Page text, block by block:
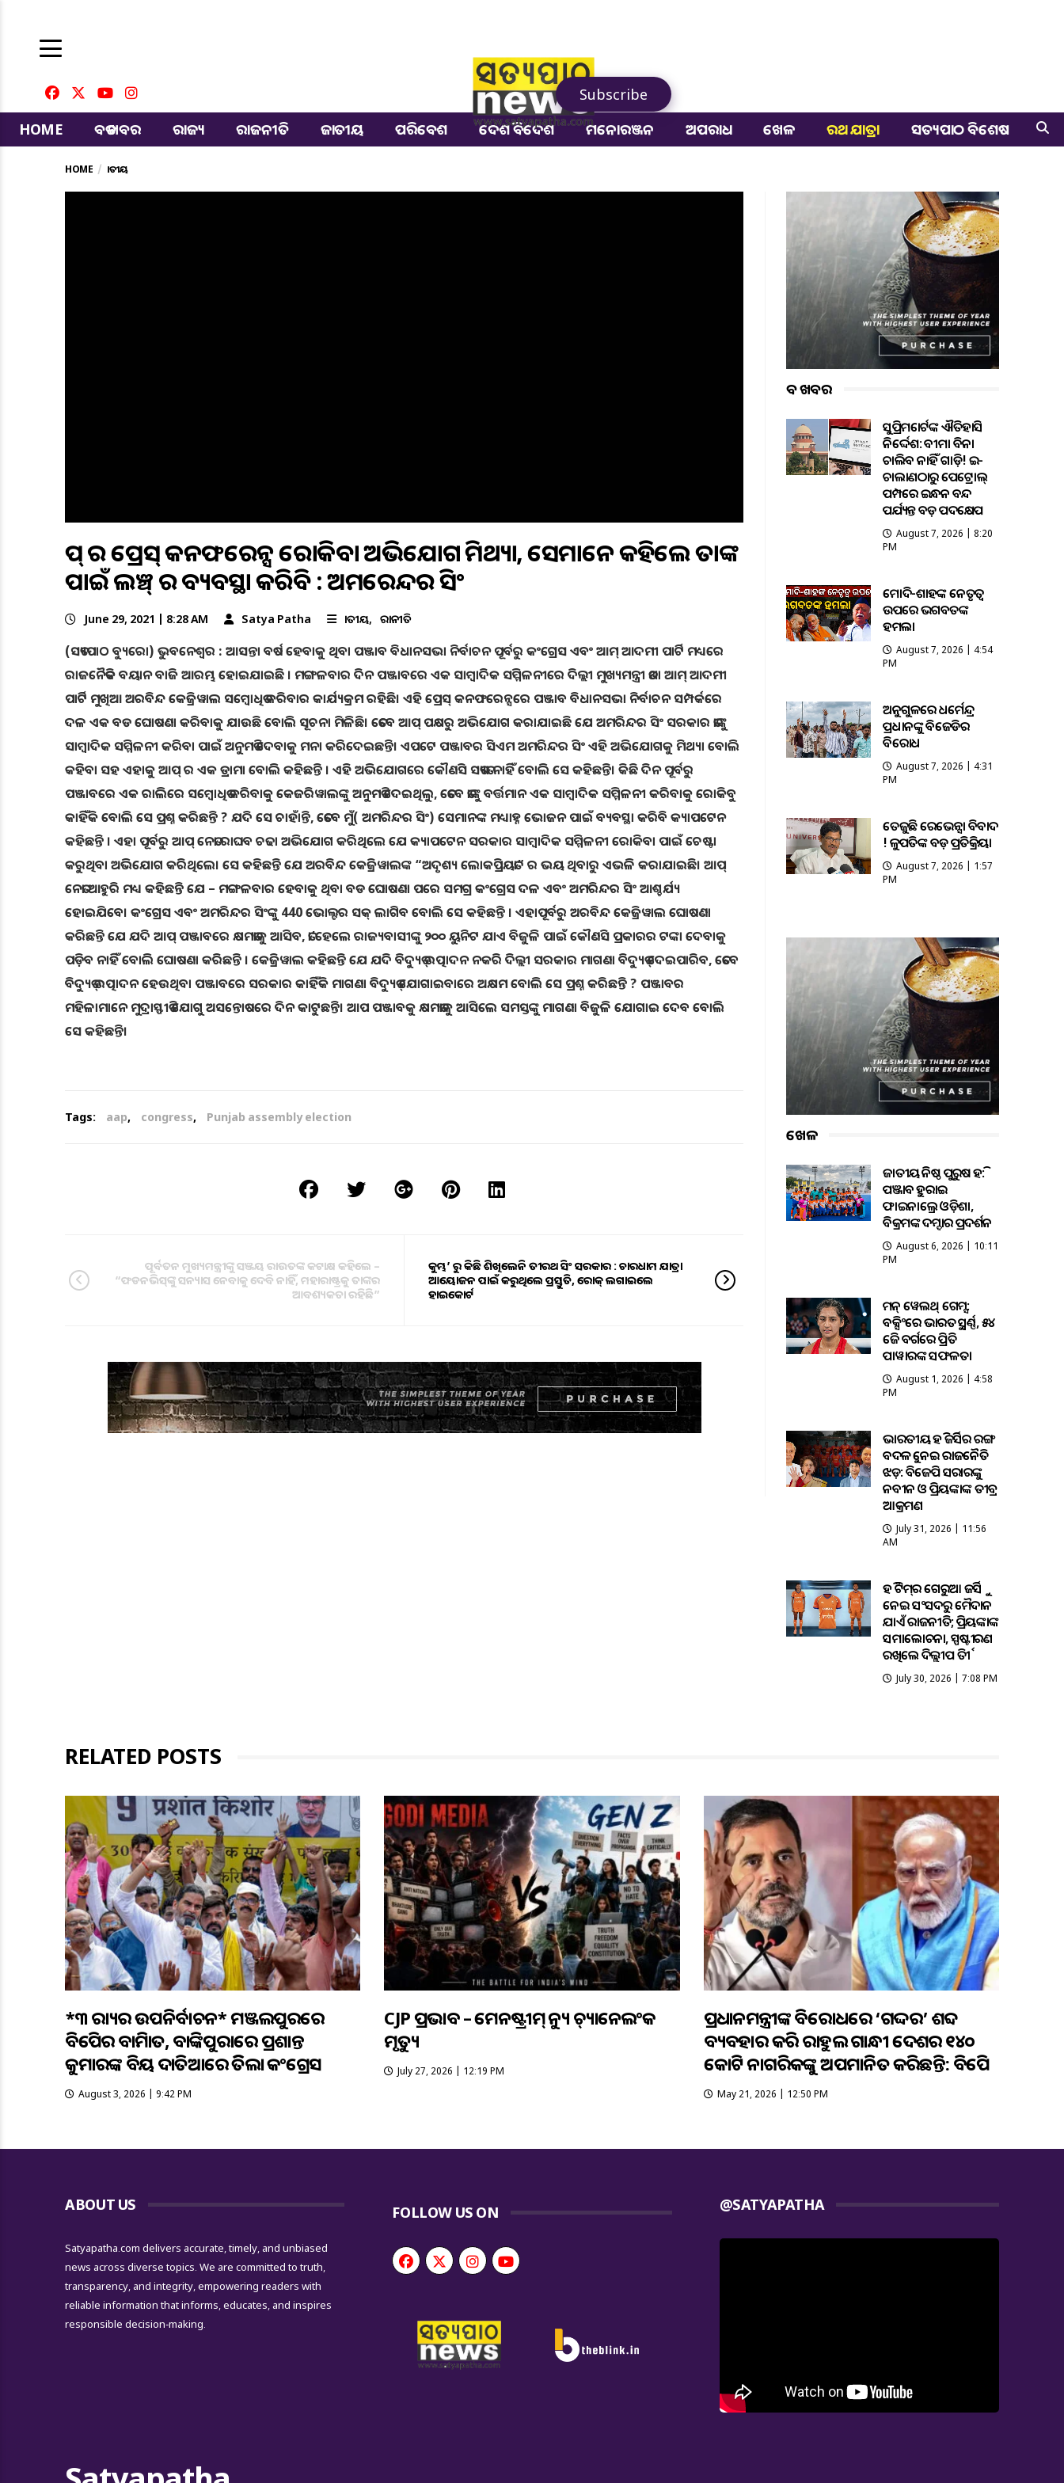
Subscribe
HOME
ବଡ ଖବର ରାଜ୍ୟ ରାଜନୀତି ଜାତୀୟ ପରିବେଶ ଦେଶ ବିଦେଶ ମନୋରଞ୍ଜନ ଅପରାଧ ଖେଳ ରଥ ଯାତ୍ରା ସତ୍ୟପାଠ ବିଶେଷ
HOME ଜାତୀୟ
ଆପ୍ ର ପ୍ରେସ୍ କନଫରେନ୍ସ ରୋକିବା ଅଭିଯୋଗ ମିଥ୍ୟା, ସେମାନେ କହିଲେ ତାଙ୍କ
ପାଇଁ ଲଞ୍ଚ୍ ର ବ୍ୟବସ୍ଥା କରିବି : ଅମରେନ୍ଦର ସିଂ
June 29, 2021 | 8:28 AM Satya Patha ଜାତୀୟ ରାଜନୀତି
(ସତ୍ୟପାଠ ବ୍ୟୁରୋ) ଭୁବନେଶ୍ୱର : ଆସନ୍ତା ବର୍ଷ ହେବାକୁ ଥିବା ପଞ୍ଜାବ ବିଧାନସଭା ନିର୍ବାଚନ ପୂର୍ବରୁ କଂଗ୍ରେସ ଏବଂ ଆମ୍ ଆଦମୀ ପାର୍ଟି ମଧ୍ୟରେ
ରାଜନୈତିକ ବୟାନ ବାଜି ଆରମ୍ଭ ହୋଇଯାଇଛି । ମଙ୍ଗଳବାର ଦିନ ପଞ୍ଜାବରେ ଏକ ସାମ୍ବାଦିକ ସମ୍ମିଳନୀରେ ଦିଲ୍ଲୀ ମୁଖ୍ୟମନ୍ତ୍ରୀ ତଥା ଆମ୍ ଆଦମୀ
ପାର୍ଟି ମୁଖିଆ ଅରବିନ୍ଦ କେଜ୍ରିୱାଲ ସମ୍ବୋଧିତ କରିବାର କାର୍ଯ୍ୟକ୍ରମ ରହିଛି। ଏହି ପ୍ରେସ୍ କନଫରେନ୍ସରେ ପଞ୍ଜାବ ବିଧାନସଭା ନିର୍ବାଚନ ସମ୍ପର୍କରେ
ଦଳ ଏକ ବଡ ଘୋଷଣା କରିବାକୁ ଯାଉଛି ବୋଲି ସୂଚନା ମିଳିଛି। ତେବେ ଆପ୍ ପକ୍ଷରୁ ଅଭିଯୋଗ କରାଯାଇଛି ଯେ ଅମରିନ୍ଦର ସିଂ ସରକାର ତାଙ୍କୁ
ସାମ୍ବାଦିକ ସମ୍ମିଳନୀ କରିବା ପାଇଁ ଅନୁମତି ଦେବାକୁ ମନା କରିଦେଇଛନ୍ତି। ଏପଟେ ପଞ୍ଜାବର ସିଏମ ଅମରିନ୍ଦର ସିଂ ଏହି ଅଭିଯୋଗକୁ ମିଥ୍ୟା ବୋଲି
କହିବା ସହ ଏହାକୁ ଆପ୍ ର ଏକ ଡ୍ରାମା ବୋଲି କହିଛନ୍ତି । ଏହି ଅଭିଯୋଗରେ କୌଣସି ସତ୍ୟତା ନାହିଁ ବୋଲି ସେ କହିଛନ୍ତି। କିଛି ଦିନ ପୂର୍ବରୁ
ପଞ୍ଜାବରେ ଏକ ରାଲିରେ ସମ୍ବୋଧିତ କରିବାକୁ କେଜରିୱାଲଙ୍କୁ ଅନୁମତି ଦେଇଥିଲୁ, ତେବେ ତାଙ୍କୁ ବର୍ତ୍ତମାନ ଏକ ସାମ୍ବାଦିକ ସମ୍ମିଳନୀ କରିବାକୁ ରୋକିବୁ
କାହିଁକି ବୋଲି ସେ ପ୍ରଶ୍ନ କରିଛନ୍ତି ? ଯଦି ସେ ଚାହାଁନ୍ତି, ତେବେ ମୁଁ( ଅମରିନ୍ଦର ସିଂ) ସେମାନଙ୍କ ମଧ୍ୟାହ୍ନ ଭୋଜନ ପାଇଁ ବ୍ୟବସ୍ଥା କରିବି କ୍ୟାପଟେନ
କହିଛନ୍ତି । ଏହା ପୂର୍ବରୁ ଆପ୍ ନେତା ରାଘବ ଚଢା ଅଭିଯୋଗ କରିଥିଲେ ଯେ କ୍ୟାପଟେନ ସରକାର ସାମ୍ବାଦିକ ସମ୍ମିଳନୀ ରୋକିବା ପାଇଁ ଚେଷ୍ଟା
କରୁଥିବା ଅଭିଯୋଗ କରିଥିଲେ। ସେ କହିଛନ୍ତି ଯେ ଅରବିନ୍ଦ କେଜ୍ରିୱାଲଙ୍କ “ଅଦୃଶ୍ୟ ଲୋକପ୍ରିୟତା” ର ଭୟ ଥିବାରୁ ଏଭଳି କରାଯାଇଛି। ଆପ୍
ନେତା ଆହୁରି ମଧ୍ୟ କହିଛନ୍ତି ଯେ – ମଙ୍ଗଳବାର ହେବାକୁ ଥିବା ବଡ ଘୋଷଣା ପରେ ସମଗ୍ର କଂଗ୍ରେସ ଦଳ ଏବଂ ଅମରିନ୍ଦର ସିଂ ଆଶ୍ଚର୍ଯ୍ୟ
ହୋଇଯିବେ। କଂଗ୍ରେସ ଏବଂ ଅମରିନ୍ଦର ସିଂଙ୍କୁ 440 ଭୋଲ୍ଟର ସକ୍ ଲାଗିବ ବୋଲି ସେ କହିଛନ୍ତି । ଏହାପୂର୍ବରୁ ଅରବିନ୍ଦ କେଜ୍ରିୱାଲ ଘୋଷଣା
କରିଛନ୍ତି ଯେ ଯଦି ‌ଆପ୍‌ ପଞ୍ଜାବରେ କ୍ଷମତାକୁ ଆସିବ, ତା’ହେଲେ ରାଜ୍ୟବାସୀଙ୍କୁ ୨୦୦ ୟୁନିଟ ଯାଏ ବିଜୁଳି ପାଇଁ କୌଣସି ପ୍ରକାରର ଟଙ୍କା ଦେବାକୁ
ପଡ଼ିବ ନାହିଁ ବୋଲି ଘୋଷଣା କରିଛନ୍ତି । କେଜ୍ରିୱାଲ କହିଛନ୍ତି ଯେ ଯଦି ବିଦ୍ୟୁତ୍ ଉତ୍ପାଦନ ନକରି ଦିଲ୍ଲୀ ସରକାର ମାଗଣା ବିଦ୍ୟୁତ୍ ଦେଇପାରିବ, ତେବେ
ବିଦ୍ୟୁତ୍ ଉତ୍ପାଦନ ହେଉଥିବା ପଞ୍ଜାବରେ ସରକାର କାହିଁକି ମାଗଣା ବିଦ୍ୟୁତ୍ ଯୋଗାଇବାରେ ଅକ୍ଷମ ବୋଲି ସେ ପ୍ରଶ୍ନ କରିଛନ୍ତି ? ପଞ୍ଜାବର
ମହିଳାମାନେ ମୁଦ୍ରାସ୍ଫୀତି ଯୋଗୁ ଅସନ୍ତୋଷରେ ଦିନ କାଟୁଛନ୍ତି। ଆପ ପଞ୍ଜାବକୁ କ୍ଷମତାକୁ ଆସିଲେ ସମସ୍ତଙ୍କୁ ମାଗଣା ବିଜୁଳି ଯୋଗାଇ ଦେବ ବୋଲି
ସେ କହିଛନ୍ତି।
Tags: aap, congress, Punjab assembly election
ପୂର୍ବତନ ମୁଖ୍ୟମନ୍ତ୍ରୀଙ୍କୁ ସଞ୍ଜୟ ରାଉତଙ୍କ କଟାକ୍ଷ କହିଲେ –
“ଫଡନଭିସ୍‌ଙ୍କୁ ସନ୍ୟାସ ନେବାକୁ ଦେବି ନାହିଁ, ମହାରାଷ୍ଟ୍ରକୁ ତାଙ୍କର
ଆବଶ୍ୟକତା ରହିଛି”
କୁମ୍ଭ’ ରୁ କିଛି ଶିଖିଲେନି ତୀରଥ ସିଂ ସରକାର : ଚାରଧାମ ଯାତ୍ରା
ଆୟୋଜନ ପାଇଁ କରୁଥିଲେ ପ୍ରସ୍ତୁତି, ରୋକ୍ ଲଗାଇଲେ
ହାଇକୋର୍ଟ
ବଡ ଖବର
ସୁପ୍ରିମକୋର୍ଟଙ୍କ ଐତିହାସିକ
ନିର୍ଦ୍ଦେଶ: ବୀମା ବିନା
ଚାଲିବ ନାହିଁ ଗାଡ଼ି! ଇ-
ଚାଲାଣଠାରୁ ପେଟ୍ରୋଲ୍
ପମ୍ପରେ ଇନ୍ଧନ ବନ୍ଦ
ପର୍ଯ୍ୟନ୍ତ ବଡ଼ ପଦକ୍ଷେପ
August 7, 2026 | 8:20
PM
ମୋଦି-ଶାହଙ୍କ ନେତୃତ୍ୱ
ଉପରେ ଭଗବତଙ୍କ
ହମଲା
August 7, 2026 | 4:54
PM
ଅନୁଗୁଳରେ ଧର୍ମେନ୍ଦ୍ର
ପ୍ରଧାନଙ୍କୁ ବିଜେଡିର
ବିରୋଧ
August 7, 2026 | 4:31
PM
ତେଜୁଛି ରେଭେନ୍ସା ବିବାଦ
! କୁଳପତିଙ୍କ ବଡ଼ ପ୍ରତିକ୍ରିୟା
August 7, 2026 | 1:57
PM
ଖେଳ
ଜାତୀୟ କନିଷ୍ଠ ପୁରୁଷ ହକି:
ପଞ୍ଜାବକୁ ହରାଇ
ଫାଇନାଲ୍ରେ ଓଡ଼ିଶା,
ବିକ୍ରମଙ୍କ ଦମ୍ଦାର ପ୍ରଦର୍ଶନ
August 6, 2026 | 10:11
PM
କମନ୍ ୱେଲଥ୍ ଗେମ୍ସ:
ବକ୍ସିଂରେ ଭାରତକୁ ସ୍ବର୍ଣ୍ଣ, ୫୪
କେଜି ବର୍ଗରେ ପ୍ରିତି
ପାୱାରଙ୍କ ସଫଳତା
August 1, 2026 | 4:58
PM
ଭାରତୀୟ ହକି ଜର୍ସିର ରଙ୍ଗ
ବଦଳକୁ ନେଇ ରାଜନୈତିକ
ଝଡ଼: ବିଜେପି ସରକାରଙ୍କୁ
ନବୀନ ଓ ପ୍ରିୟଙ୍କାଙ୍କ ତୀବ୍ର
ଆକ୍ରମଣ
July 31, 2026 | 11:56
AM
ହକି ଟିମ୍‌ର ଗେରୁଆ ଜର୍ସିକୁ
ନେଇ ସଂସଦରୁ ମୈଦାନ
ଯାଏଁ ରାଜନୀତି; ପ୍ରିୟଙ୍କାଙ୍କ
ସମାଲୋଚନା, ସ୍ପଷ୍ଟୀକରଣ
ରଖିଲେ ଦିଲ୍ଲୀପ ତିର୍କୀ
July 30, 2026 | 7:08 PM
RELATED POSTS
*୩ ରାଜ୍ୟର ଉପନିର୍ବାଚନ* ମଞ୍ଜଲପୁରରେ
ବିଜେପିର ବାଜିମାତ, ବାଙ୍କିପୁରାରେ ପ୍ରଶାନ୍ତ
କୁମାରଙ୍କ ବିଜୟ ଦାତିଆରେ ଜିତିଲା କଂଗ୍ରେସ
August 3, 2026 | 9:42 PM
CJP ପ୍ରଭାବ – ମେନଷ୍ଟ୍ରୀମ୍ ନ୍ୟୁଜ୍ ଚ୍ୟାନେଲଂକ
ମୃତ୍ୟୁ
July 27, 2026 | 12:19 PM
ପ୍ରଧାନମନ୍ତ୍ରୀଙ୍କ ବିରୋଧରେ ‘ଗଦ୍ଦର’ ଶବ୍ଦ
ବ୍ୟବହାର କରି ରାହୁଲ ଗାନ୍ଧୀ ଦେଶର ୧୪୦
କୋଟି ନାଗରିକଙ୍କୁ ଅପମାନିତ କରିଛନ୍ତି: ବିଜେପି
May 21, 2026 | 12:50 PM
ABOUT US
Satyapatha.com delivers accurate, timely, and unbiased
news across diverse topics. We are committed to truth,
transparency, and integrity, empowering readers with
reliable information that informs, educates, and inspires
responsible decision-making.
FOLLOW US ON @SATYAPATHA